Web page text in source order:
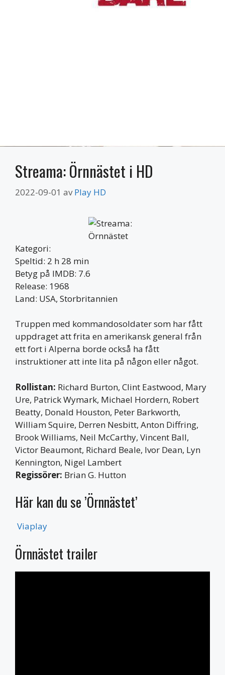
Streama: Örnnästet i HD
2022-09-01 avPlay HD
Kategori:
Speltid: 2 h 28 min
Betyg på IMDB: 7.6
Release: 1968
Land: USA, Storbritannien
Truppen med kommandosoldater som har fått
uppdraget att frita en amerikansk general från
ett fort i Alperna borde också ha fått
instruktioner att inte lita på någon eller något.
Rollistan: Richard Burton, Clint Eastwood, Mary
Ure, Patrick Wymark, Michael Hordern, Robert
Beatty, Donald Houston, Peter Barkworth,
William Squire, Derren Nesbitt, Anton Diffring,
Brook Williams, Neil McCarthy, Vincent Ball,
Victor Beaumont, Richard Beale, Ivor Dean, Lyn
Kennington, Nigel Lambert
Regissörer: Brian G. Hutton
Här kan du se ’Örnnästet’
Viaplay
Örnnästet trailer